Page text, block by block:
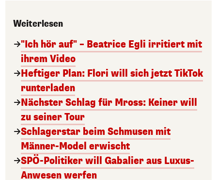
Weiterlesen
"Ich hör auf" – Beatrice Egli irritiert mit
ihrem Video
Heftiger Plan: Flori will sich jetzt TikTok
runterladen
Nächster Schlag für Mross: Keiner will
zu seiner Tour
Schlagerstar beim Schmusen mit
Männer-Model erwischt
SPÖ-Politiker will Gabalier aus Luxus-
Anwesen werfen